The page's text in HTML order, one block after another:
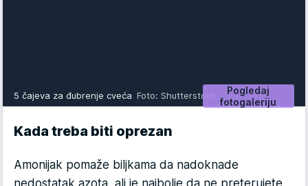
Pogledaj
fotogaleriju
5 čajeva za đubrenje cveća Foto: Shutterstock
Kada treba biti oprezan
Amonijak pomaže biljkama da nadoknade